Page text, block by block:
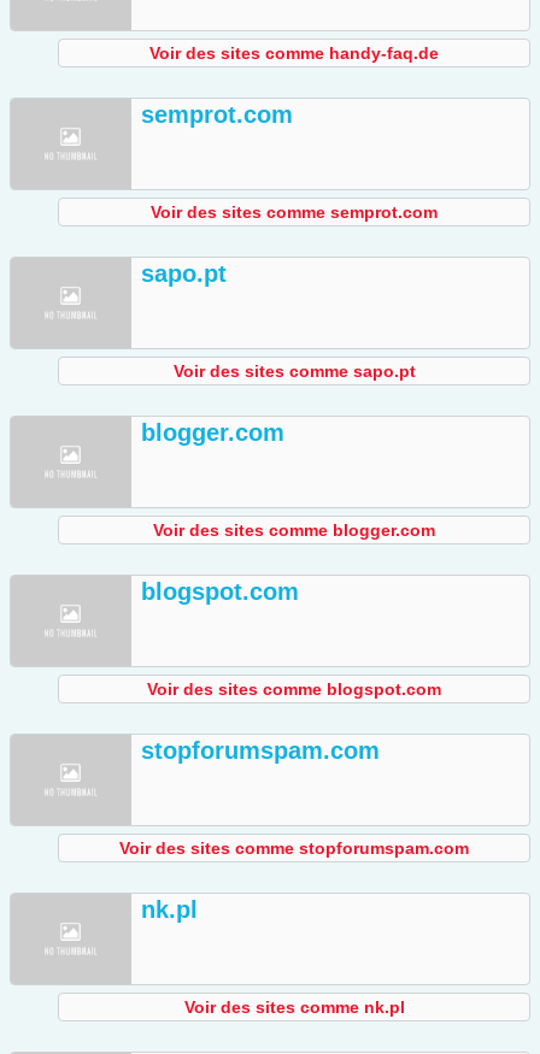
Voir des sites comme handy-faq.de
semprot.com
Voir des sites comme semprot.com
sapo.pt
Voir des sites comme sapo.pt
blogger.com
Voir des sites comme blogger.com
blogspot.com
Voir des sites comme blogspot.com
stopforumspam.com
Voir des sites comme stopforumspam.com
nk.pl
Voir des sites comme nk.pl